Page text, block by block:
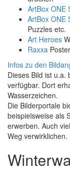
ArtBox ONE
ArtBox ONE
Puzzles etc.
Art Heroes
Raxxa
Infos zu den
Dieses Bild ist u.a.
verfügbar. Dort
Wasserzeichen.
Die Bilderportale
beispielsweise als
erwerben. Auch
Weg verwirklichen.